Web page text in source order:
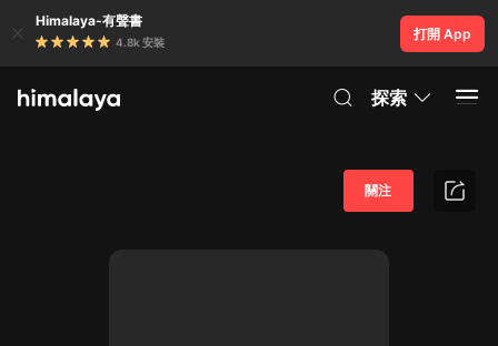
Himalaya-有聲書
4.8k 安裝
打開 App
探索
關注